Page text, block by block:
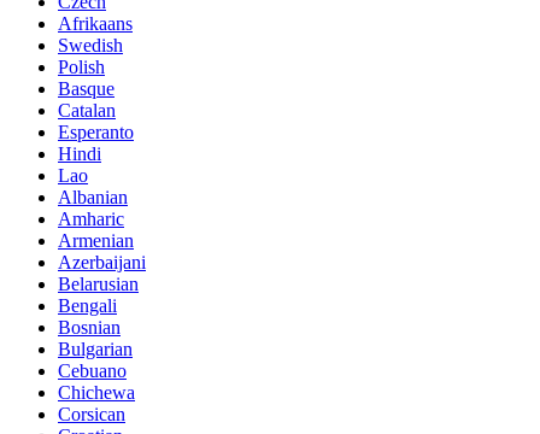
Afrikaans
Swedish
Polish
Basque
Catalan
Esperanto
Hindi
Lao
Albanian
Amharic
Armenian
Azerbaijani
Belarusian
Bengali
Bosnian
Bulgarian
Cebuano
Chichewa
Corsican